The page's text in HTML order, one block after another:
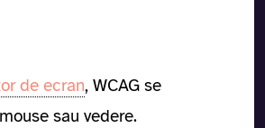
de ecran, WCAG se
sau vedere.